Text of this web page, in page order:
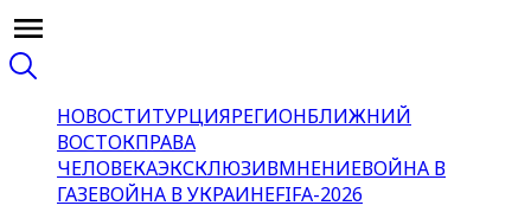
НОВОСТИТУРЦИЯРЕГИОНБЛИЖНИЙ
ВОСТОКПРАВА
ЧЕЛОВЕКАЭКСКЛЮЗИВМНЕНИЕВОЙНА В
ГАЗЕВОЙНА В УКРАИНЕFIFA-2026